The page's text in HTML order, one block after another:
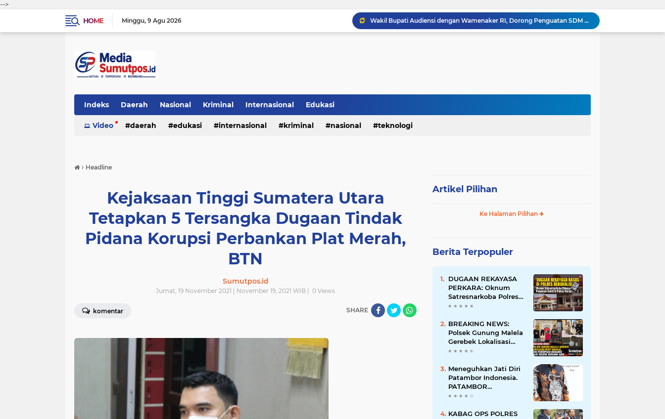
-->
HOME
Minggu 9 Agu 2026
HUT RI ke 81 dan Hari Jadi Kab, Tanjung Jabung Barat ke-62 Bupati Anwar Sadat Resmi Buka Lomba Mancing.
KABAG OPS POLRES TOBA DI NILAI KEHILANGAN INDEPENDENSI. PENGAMANAN PENEMBOKAN TANAH DI LAGUBOTI DAPAT SOROTAN.
Sabam Rajaguguk Serap Aspirasi Warga Bilah Hilir, Tegaskan Komitmen Kawal Program Prabowo untuk Kesejahteraan Rakyat
Indeks Daerah Nasional Kriminal Internasional Edukasi
Video daerah edukasi internasional kriminal nasional teknologi
› Headline
Kejaksaan Tinggi Sumatera Utara
Tetapkan 5 Tersangka Dugaan Tindak
Pidana Korupsi Perbankan Plat Merah,
BTN
Sumutpos.id
Jumat, 19 November 2021 | November 19, 2021 WIB | 0 Views
komentar SHARE
Artikel Pilihan
Ke Halaman Pilihan
Berita Terpopuler
DUGAAN REKAYASA
PERKARA: Oknum
Satresnarkoba Polres
Bengkalis Diduga
Hingga Paksa Warga
Hadir di TKP
BREAKING NEWS:
Polsek Gunung Malela
Gerebek Lokalisasi
Bukit Maraja, Dua
Saat Diciduk Bersama
Sabu
Meneguhkan Jati Diri
Patambor Indonesia.
PATAMBOR
INDONESIA Akan
Jakarta.
KABAG OPS POLRES